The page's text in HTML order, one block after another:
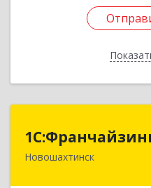
Новошахтинск
346901,